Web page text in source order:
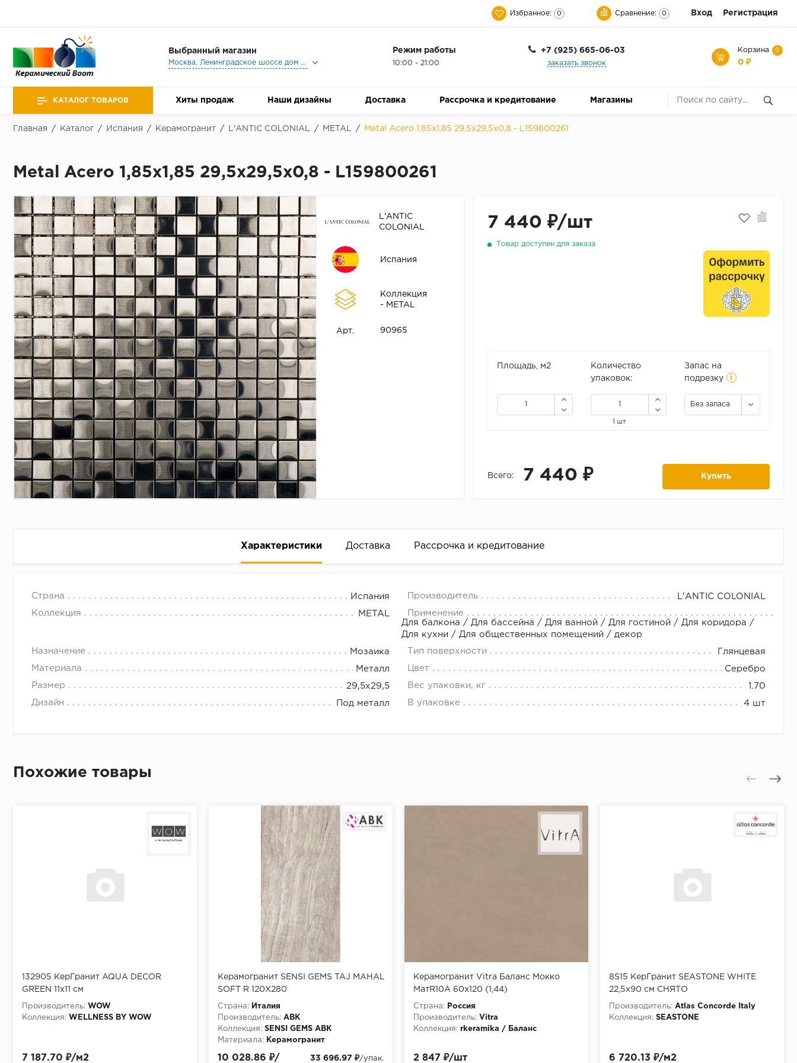
Избранное: 0 Сравнение: 0 Вход Регистрация
Выбранный магазин
Москва, Ленинградское шоссе дом 25, Торговый Центр Family Room, 2-ой этаж, Магазин Керамический Бум.
Режим работы
10:00 - 21:00
+7 (925) 665-06-03
заказать звонок
Корзина 0
0 ₽
КАТАЛОГ ТОВАРОВ Хиты продаж Наши дизайны Доставка Рассрочка и кредитование Магазины
Главная / Каталог / Испания / Керамогранит / L'ANTIC COLONIAL / METAL / Metal Acero 1,85x1,85 29,5x29,5x0,8 - L159800261
Metal Acero 1,85x1,85 29,5x29,5x0,8 - L159800261
L'ANTIC
COLONIAL
Испания
Коллекция
- METAL
Арт. 90965
7 440 ₽/шт
Товар доступен для заказа
Площадь, м2
Количество
упаковок:
1 шт
Запас на
подрезку
i
Без запаса
Всего: 7 440 ₽ Купить
Характеристики Доставка Рассрочка и кредитование
Страна Испания Производитель L'ANTIC COLONIAL
Коллекция METAL
Применение
Для балкона / Для бассейна / Для ванной / Для гостиной / Для коридора /
Для кухни / Для общественных помещений / декор
Назначение Мозаика Тип поверхности Глянцевая
Материала Металл Цвет Серебро
Размер 29,5x29,5 Вес упаковки, кг 1.70
Дизайн Под металл В упаковке 4 шт
Достаточно только паспорта
Похожие товары
132905 КерГранит AQUA DECOR
GREEN 11x11 см
Производитель: WOW
Коллекция: WELLNESS BY WOW
7 187.70 ₽/м2
Керамогранит SENSI GEMS TAJ MAHAL
SOFT R 120X280
Страна:
Италия
Производитель: ABK
Коллекция: SENSI GEMS ABK
Материала:
Керамогранит
10 028.86 ₽/ 33 696.97 ₽/упак.
Керамогранит Vitra Баланс Мокко
МатR10A 60x120 (1,44)
Страна:
Россия
Производитель: Vitra
Коллекция: rkeramika / Баланс
2 847 ₽/шт
8S15 КерГранит SEASTONE WHITE
22,5x90 см СНЯТО
Производитель: Atlas Concorde Italy
Коллекция: SEASTONE
6 720.13 ₽/м2